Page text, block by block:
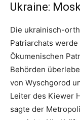
Ukraine:
Die ukrainisch-
Patriarchats
Ökumenischen
Behörden
von Wyschgorod
Leiter des Kiewer
sagte der